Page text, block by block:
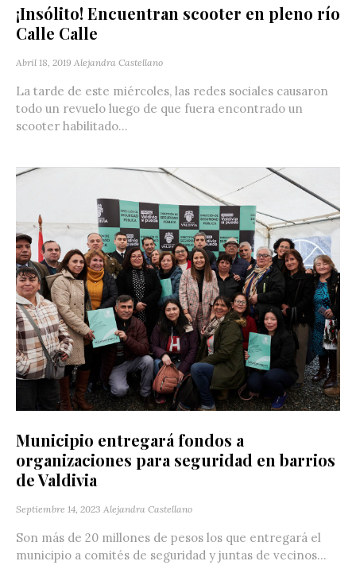
¡Insólito! Encuentran scooter en pleno río
Calle Calle
Abril 18, 2019 Alejandra Castellano
La tarde de este miércoles, las redes sociales causaron
todo un revuelo luego de que fuera encontrado un
scooter habilitado...
Municipio entregará fondos a
organizaciones para seguridad en barrios
de Valdivia
Septiembre 14, 2023 Alejandra Castellano
Son más de 20 millones de pesos los que entregará el
municipio a comités de seguridad y juntas de vecinos...